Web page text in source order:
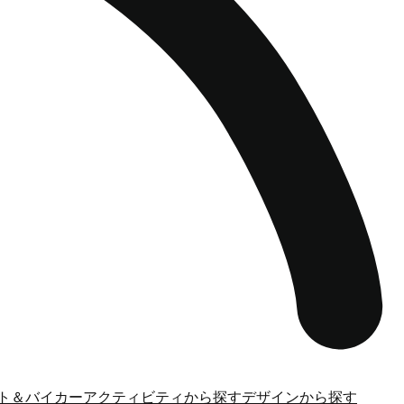
＆バイカーアクティビティから探すデザインから探す